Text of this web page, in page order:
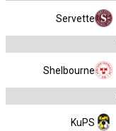
Servette
Shelbourne
KuPS